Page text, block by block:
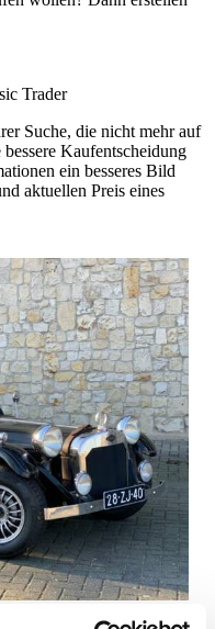
Trader
Suche, die nicht mehr auf
Kaufentscheidung
ein besseres Bild
aktuellen Preis eines